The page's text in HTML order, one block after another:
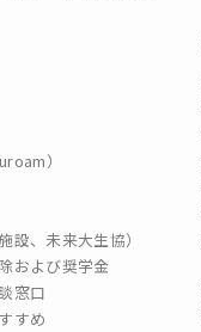
）
設、未来大生協）
および奨学金
窓口
すめ